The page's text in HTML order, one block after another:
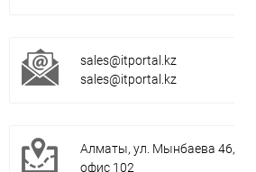
sales@itportal.kz
sales@itportal.kz
Алматы, ул. Мынбаева 46,
офис 102